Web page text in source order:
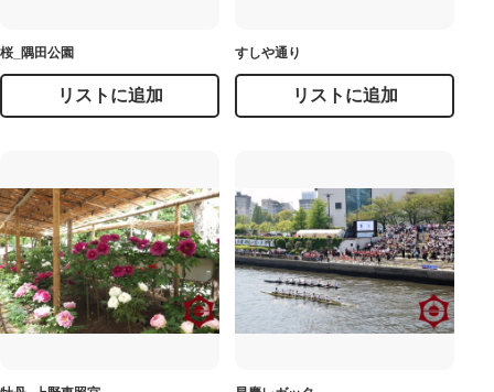
桜_隅田公園
リストに追加
すしや通り
リストに追加